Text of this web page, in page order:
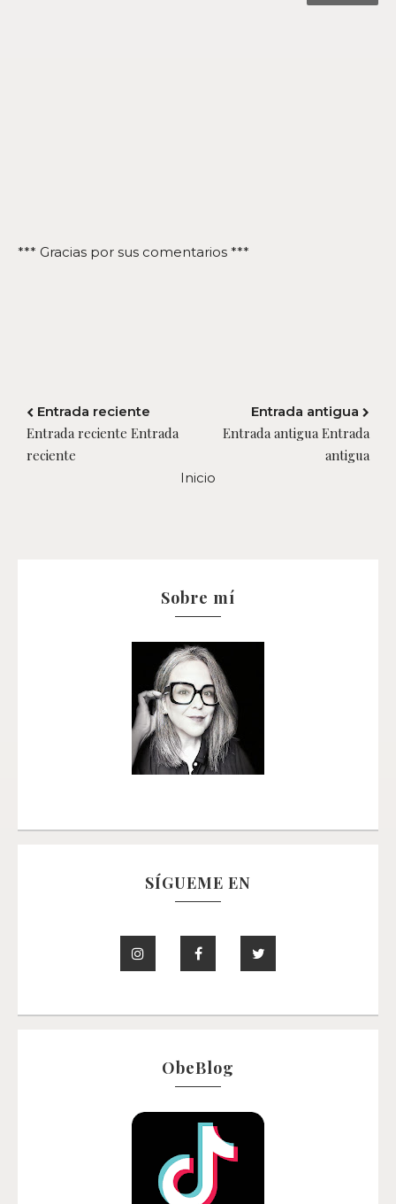
*** Gracias por sus comentarios ***
Entrada reciente
Entrada reciente Entrada
reciente
Entrada antigua
Entrada antigua Entrada
antigua
Inicio
Sobre mí
SÍGUEME EN
ObeBlog